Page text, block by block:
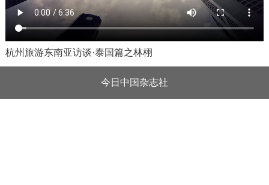
杭州旅游东南亚访谈·泰国篇之林栩
今日中国杂志社